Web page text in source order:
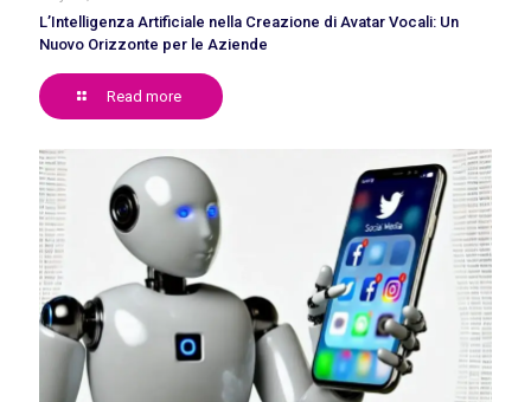
L’Intelligenza Artificiale nella Creazione di Avatar Vocali: Un
Nuovo Orizzonte per le Aziende
Read more